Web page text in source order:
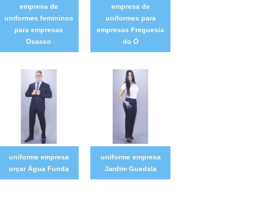
empresa de
uniformes femininos
para empresas
Osasco
empresa de
uniformes para
empresas Freguesia
do Ó
uniforme empresa
orçar Água Funda
uniforme empresa
Jardim Guedala